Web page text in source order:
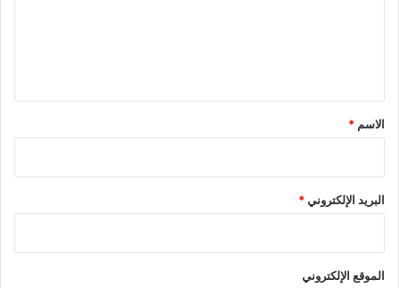
*
الاسم *
البريد الإلكتروني*
الموقع الإلكتروني